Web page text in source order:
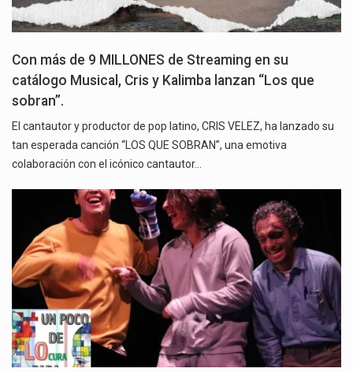
Con más de 9 MILLONES de Streaming en su
catálogo Musical, Cris y Kalimba lanzan “Los que
sobran”.
El cantautor y productor de pop latino, CRIS VELEZ, ha lanzado su
tan esperada canción “LOS QUE SOBRAN”, una emotiva
colaboración con el icónico cantautor…